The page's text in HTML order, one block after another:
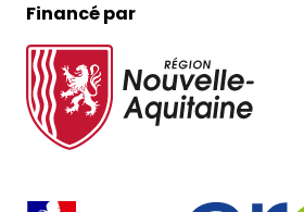
Financé par